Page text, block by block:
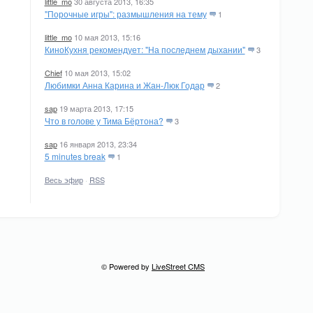
"Порочные игры": размышления на тему 1
little_mo 10 мая 2013, 15:16
КиноКухня рекомендует: "На последнем дыхании" 3
Chief 10 мая 2013, 15:02
Любимки Анна Карина и Жан-Люк Годар 2
sap 19 марта 2013, 17:15
Что в голове у Тима Бёртона? 3
sap 16 января 2013, 23:34
5 minutes break 1
Весь эфир· RSS
© Powered by LiveStreet CMS